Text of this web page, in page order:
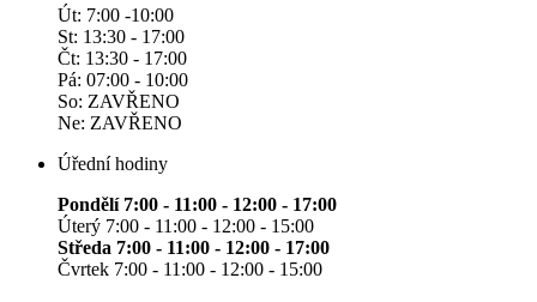
Út: 7:00 -10:00
St: 13:30 - 17:00
Čt: 13:30 - 17:00
Pá: 07:00 - 10:00
So: ZAVŘENO
Ne: ZAVŘENO
Úřední hodiny
Pondělí 7:00 - 11:00 - 12:00 - 17:00
Úterý 7:00 - 11:00 - 12:00 - 15:00
Středa 7:00 - 11:00 - 12:00 - 17:00
Čvrtek 7:00 - 11:00 - 12:00 - 15:00